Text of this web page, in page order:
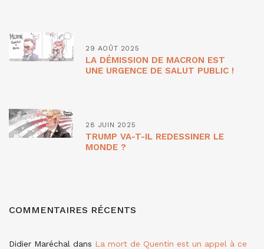
29 AOÛT 2025
LA DÉMISSION DE MACRON EST
UNE URGENCE DE SALUT PUBLIC !
28 JUIN 2025
TRUMP VA-T-IL REDESSINER LE
MONDE ?
COMMENTAIRES RÉCENTS
Didier Maréchal dans La mort de Quentin est un appel à ce